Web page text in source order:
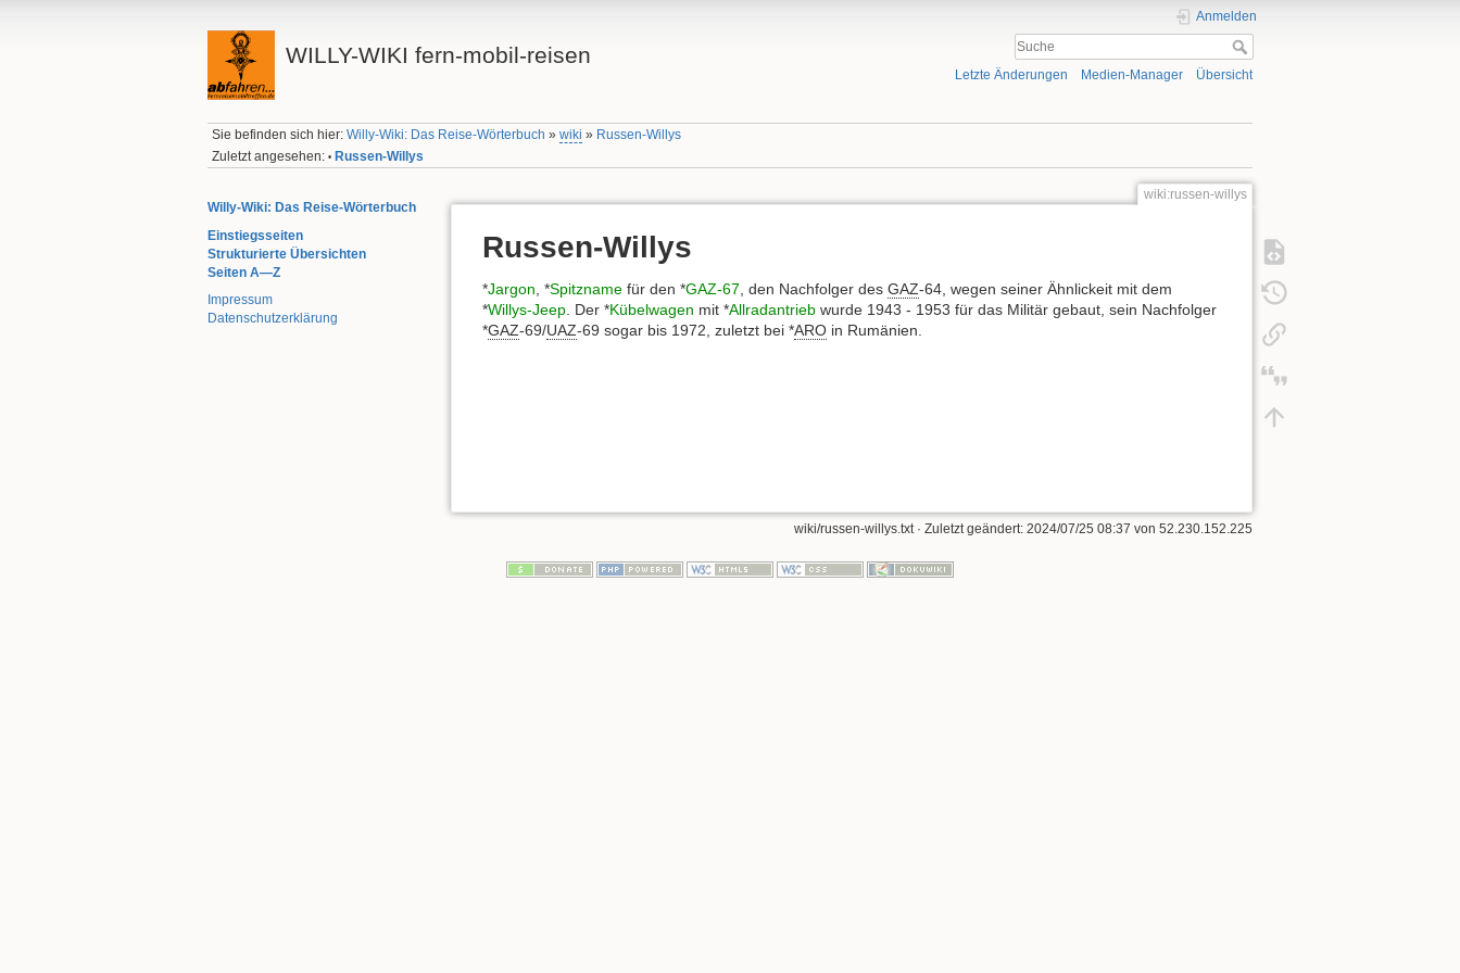
WILLY-WIKI fern-mobil-reisen
Anmelden
Letzte Änderungen Medien-Manager Übersicht
Sie befinden sich hier:Willy-Wiki: Das Reise-Wörterbuch »wiki » Russen-Willys
Zuletzt angesehen: • Russen-Willys
Willy-Wiki: Das Reise-Wörterbuch
Einstiegsseiten
Strukturierte Übersichten
Seiten A—Z
Impressum
Datenschutzerklärung
wiki:russen-willys
Russen-Willys
*Jargon , *Spitzname für den *GAZ-67 , den Nachfolger des GAZ-64, wegen seiner Ähnlickeit mit dem
*Willys-Jeep . Der *Kübelwagen mit *Allradantrieb wurde 1943 - 1953 für das Militär gebaut, sein Nachfolger
*GAZ-69/UAZ-69 sogar bis 1972, zuletzt bei *ARO in Rumänien.
wiki/russen-willys.txt· Zuletzt geändert: 2024/07/25 08:37 von 52.230.152.225